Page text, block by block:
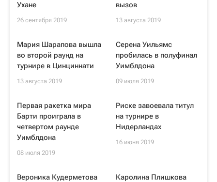
Ухане
26 сентября 2019
вызов
13 августа 2019
Мария Шарапова вышла
во второй раунд на
турнире в Цинциннати
13 августа 2019
Серена Уильямс
пробилась в полуфинал
Уимблдона
09 июля 2019
Первая ракетка мира
Барти проиграла в
четвертом раунде
Уимблдона
08 июля 2019
Риске завоевала титул
на турнире в
Нидерландах
16 июня 2019
Вероника Кудерметова
Каролина Плишкова